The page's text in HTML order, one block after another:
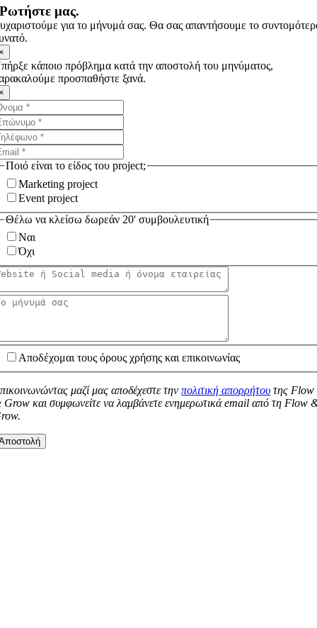
Ρωτήστε μας.
για το μήνυμά σας. Θα σας απαντήσουμε το
κάποιο πρόβλημα κατά την αποστολή του μηνύματος,
προσπαθήστε ξανά.
Ποιό είναι το είδος του project;
Marketing project
Event project
Θέλω να κλείσω δωρεάν 20' συμβουλευτική
Ναι
Όχι
Αποδέχομαι τους όρους χρήσης και επικοινωνίας
μαζί μας αποδέχεστε τηνπολιτική απορρήτου της Flow
Grow και συμφωνείτε να λαμβάνετε ενημερωτικά email από τη Flow